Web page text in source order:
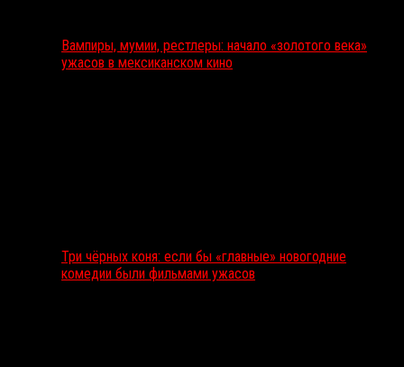
Вампиры, мумии, рестлеры: начало «золотого века»
ужасов в мексиканском кино
Три чёрных коня: если бы «главные» новогодние
комедии были фильмами ужасов